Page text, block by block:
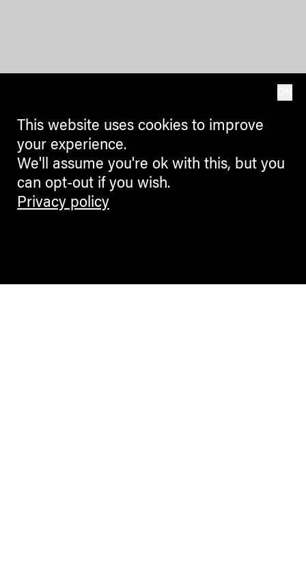
This website uses cookies to improve
your experience.
We'll assume you're ok with this, but you
can opt-out if you wish.
Privacy policy